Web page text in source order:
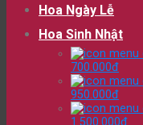
Hoa Ngày Lễ
Hoa Sinh Nhật
700.000đ
950.000đ
1.500.000đ